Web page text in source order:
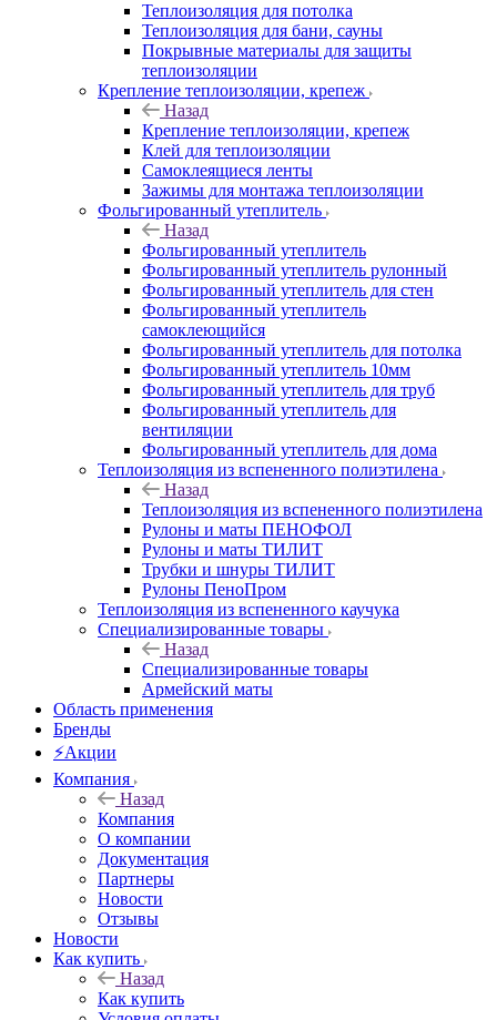
Теплоизоляция для потолка
Теплоизоляция для бани, сауны
Покрывные материалы для защиты
теплоизоляции
Крепление теплоизоляции, крепеж
Назад
Крепление теплоизоляции, крепеж
Клей для теплоизоляции
Самоклеящиеся ленты
Зажимы для монтажа теплоизоляции
Фольгированный утеплитель
Назад
Фольгированный утеплитель
Фольгированный утеплитель рулонный
Фольгированный утеплитель для стен
Фольгированный утеплитель
самоклеющийся
Фольгированный утеплитель для потолка
Фольгированный утеплитель 10мм
Фольгированный утеплитель для труб
Фольгированный утеплитель для
вентиляции
Фольгированный утеплитель для дома
Теплоизоляция из вспененного полиэтилена
Назад
Теплоизоляция из вспененного полиэтилена
Рулоны и маты ПЕНОФОЛ
Рулоны и маты ТИЛИТ
Трубки и шнуры ТИЛИТ
Рулоны ПеноПром
Теплоизоляция из вспененного каучука
Специализированные товары
Назад
Специализированные товары
Армейский маты
Область применения
Бренды
⚡Акции
Компания
Назад
Компания
О компании
Документация
Партнеры
Новости
Отзывы
Новости
Как купить
Назад
Как купить